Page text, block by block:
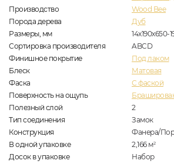
Производство
Wood Bee
Порода дерева
Дуб
Размеры, мм
14х190х650-
Сортировка производителя
ABCD
Финишное покрытие
Под лаком
Блеск
Матовая
Фаска
С фаской
Поверхность на ощупь
Полезный слой
2
Тип соединения
Замок
Конструкция
Фанера/
В одной упаковке
2,166 м2
Досок в упаковке
Набор